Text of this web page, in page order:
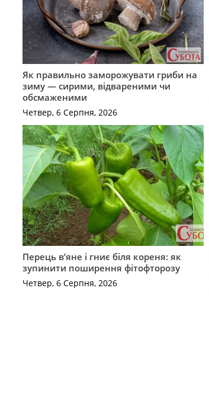
Як правильно заморожувати гриби на
зиму — сирими, відвареними чи
обсмаженими
Четвер, 6 Серпня, 2026
Перець в’яне і гниє біля кореня: як
зупинити поширення фітофторозу
Четвер, 6 Серпня, 2026